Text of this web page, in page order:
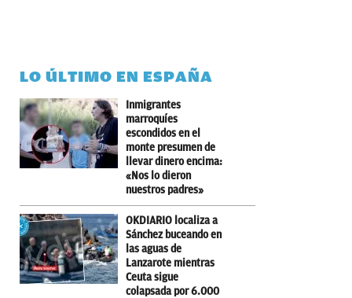
LO ÚLTIMO EN ESPAÑA
Inmigrantes
marroquíes
escondidos en el
monte presumen de
llevar dinero encima:
«Nos lo dieron
nuestros padres»
OKDIARIO localiza a
Sánchez buceando en
las aguas de
Lanzarote mientras
Ceuta sigue
colapsada por 6.000